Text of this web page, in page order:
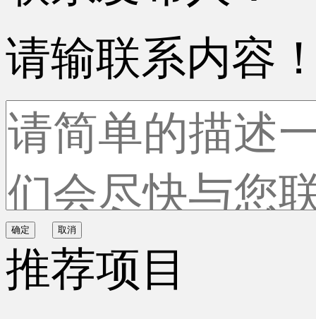
请输联系内容
确定 取消
推荐项目